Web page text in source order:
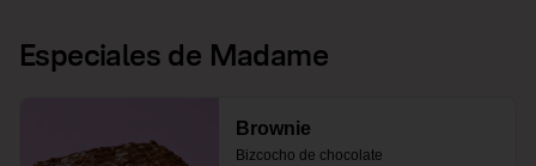
Especiales de Madame
Brownie
Bizcocho de chocolate